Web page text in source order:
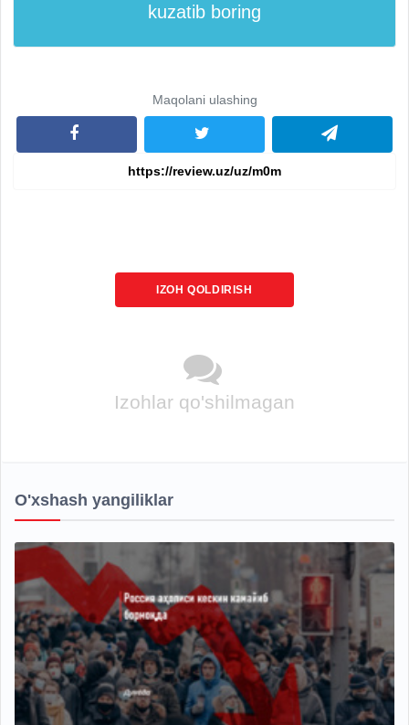
kuzatib boring
Maqolani ulashing
IZOH QOLDIRISH
Izohlar qo'shilmagan
O'xshash yangiliklar